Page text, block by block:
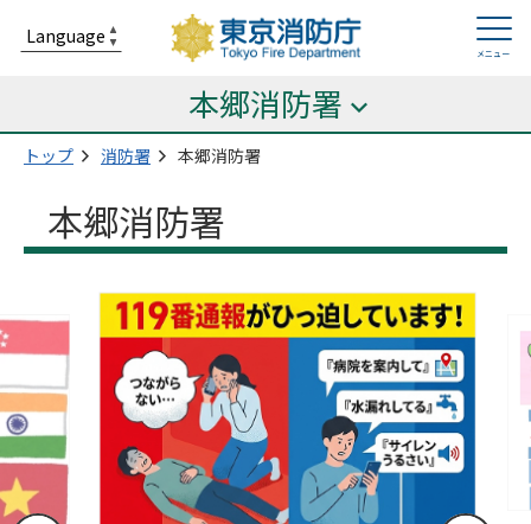
本郷消防署
トップ 消防署 本郷消防署
本郷消防署